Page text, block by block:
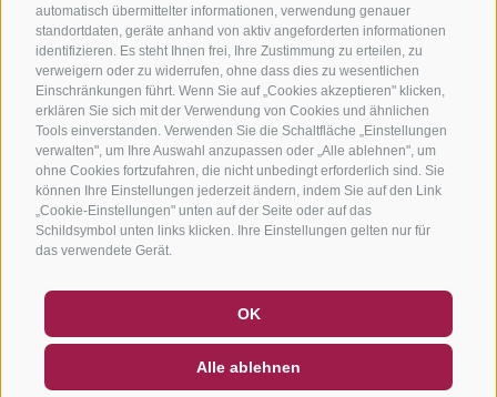
automatisch übermittelter informationen, verwendung genauer
standortdaten, geräte anhand von aktiv angeforderten informationen
identifizieren. Es steht Ihnen frei, Ihre Zustimmung zu erteilen, zu
verweigern oder zu widerrufen, ohne dass dies zu wesentlichen
Einschränkungen führt. Wenn Sie auf „Cookies akzeptieren" klicken,
erklären Sie sich mit der Verwendung von Cookies und ähnlichen
Tools einverstanden. Verwenden Sie die Schaltfläche „Einstellungen
verwalten", um Ihre Auswahl anzupassen oder „Alle ablehnen", um
ohne Cookies fortzufahren, die nicht unbedingt erforderlich sind. Sie
können Ihre Einstellungen jederzeit ändern, indem Sie auf den Link
„Cookie-Einstellungen" unten auf der Seite oder auf das
Schildsymbol unten links klicken. Ihre Einstellungen gelten nur für
das verwendete Gerät.
OK
Alle ablehnen
NEWSLETTER
SOCIAL WALL WETTER